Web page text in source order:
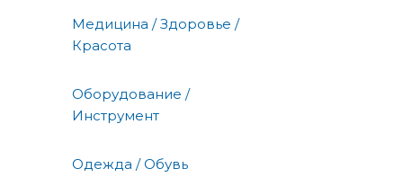
Медицина / Здоровье /
Красота
Оборудование /
Инструмент
Одежда / Обувь